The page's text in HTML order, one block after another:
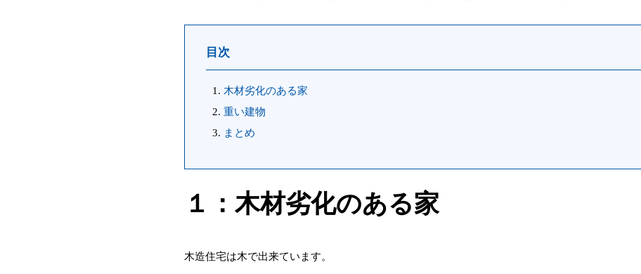
目次
木材劣化のある家
重い建物
まとめ
１：木材劣化のある家
木造住宅は木で出来ています。